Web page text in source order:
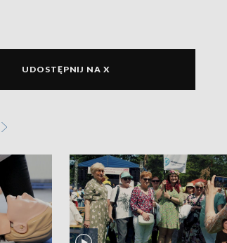
UDOSTĘPNIJ NA X